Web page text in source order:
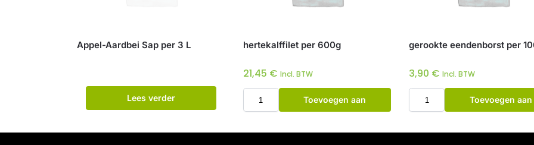
Appel-Aardbei Sap per 3 L
Lees verder
hertekalffilet per 600g
21,45 € Incl. BTW
Toevoegen aan
gerookte eendenborst per
3,90 € Incl. BTW
Toevoegen aan